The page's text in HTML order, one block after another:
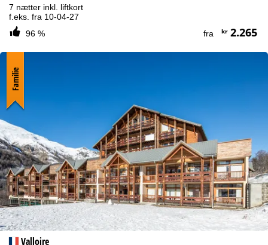
7 nætter inkl. liftkort
f.eks. fra 10-04-27
96 %
fra kr2.265
Valloire
Familie